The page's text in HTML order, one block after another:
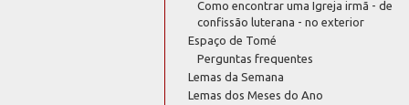
Como encontrar uma Igreja irmã - de
confissão luterana - no exterior
Espaço de Tomé
Perguntas frequentes
Lemas da Semana
Lemas dos Meses do Ano